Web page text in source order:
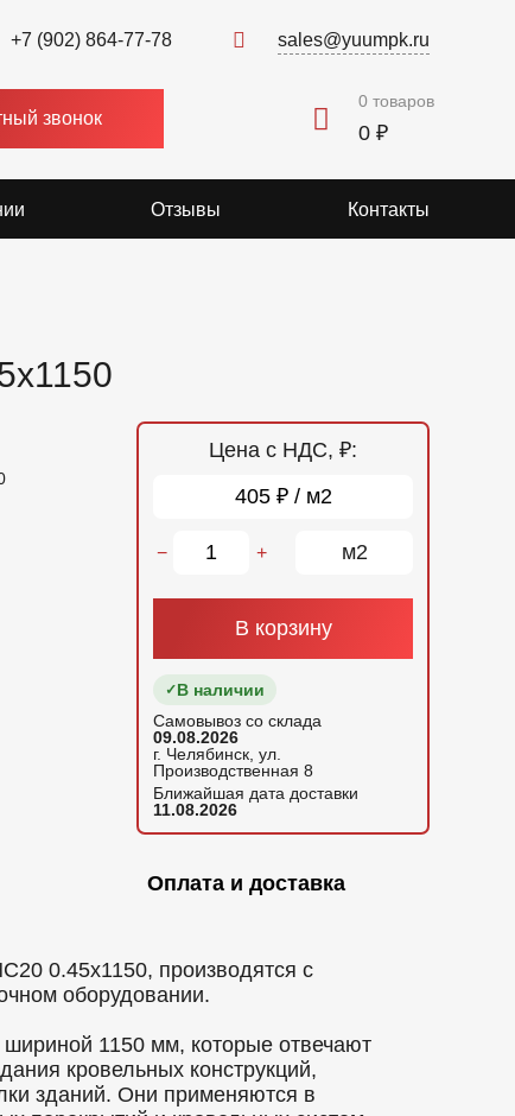
+7 (902) 864-77-78 sales@yuumpk.ru
звонок
0 товаров
0 ₽
Отзывы Контакты
Цена с НДС, ₽:
405 ₽ / м2
− + м2
В корзину
В наличии
Самовывоз со склада
09.08.2026
г. Челябинск, ул.
Производственная 8
Ближайшая дата доставки
11.08.2026
Оплата и доставка
0.45x1150, производятся с
оборудовании.
1150 мм, которые отвечают
кровельных конструкций,
зданий. Они применяются в